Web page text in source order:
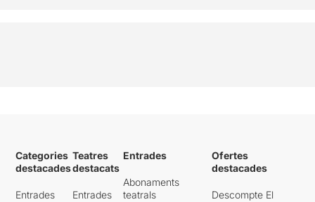
Categories
destacades
Entrades
Teatres
destacats
Entrades
Entrades
Abonaments
teatrals
Ofertes
destacades
Descompte El